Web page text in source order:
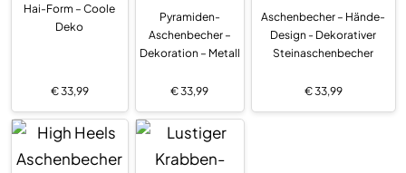
Hai-Form – Coole
Deko
€33,99
Pyramiden-
Aschenbecher –
Dekoration – Metall
€33,99
Aschenbecher – Hände-
Design - Dekorativer
Steinaschenbecher
€33,99